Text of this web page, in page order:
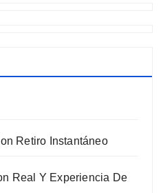
Retiro Instantáneo
Real Y Experiencia De